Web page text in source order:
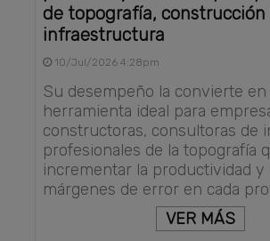
de topografía, construcción
infraestructura
10/Jul/2026 4:28pm
Su desempeño la convierte en
herramienta ideal para
constructoras, consultoras de
profesionales de la topografía
incrementar la productividad y
márgenes de error en cada
VER MÁS